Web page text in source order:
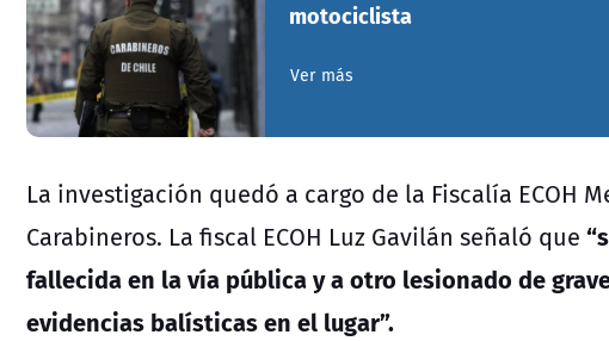
motociclista
Ver más
La investigación quedó a cargo de la Fiscalía ECOH
Carabineros. La fiscal ECOH Luz Gavilán señaló que
fallecida en la vía pública y a otro lesionado de
evidencias balísticas en el lugar”.